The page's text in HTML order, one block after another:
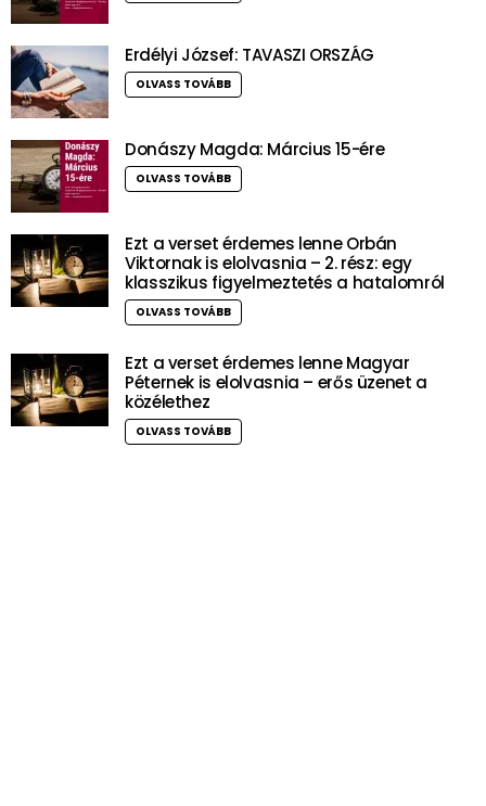
Erdélyi József: TAVASZI ORSZÁG
OLVASS TOVÁBB
Donászy Magda: Március 15-ére
OLVASS TOVÁBB
Ezt a verset érdemes lenne Orbán
Viktornak is elolvasnia – 2. rész: egy
klasszikus figyelmeztetés a hatalomról
OLVASS TOVÁBB
Ezt a verset érdemes lenne Magyar
Péternek is elolvasnia – erős üzenet a
közélethez
OLVASS TOVÁBB